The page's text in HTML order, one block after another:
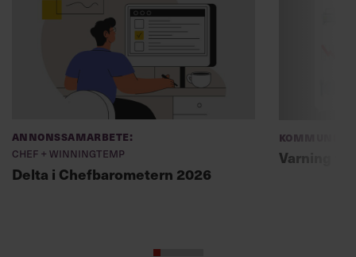
Annonssamarbete:
Chef + Winningtemp
Delta i Chefbarometern 2026
Varning